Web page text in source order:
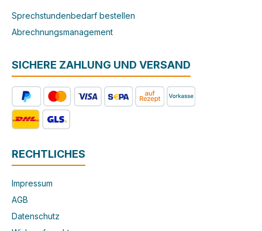
Sprechstundenbedarf bestellen
Abrechnungsmanagement
SICHERE ZAHLUNG UND VERSAND
RECHTLICHES
Impressum
AGB
Datenschutz